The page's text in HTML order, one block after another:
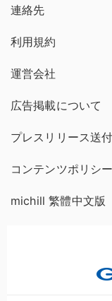
連絡先
利用規約
運営会社
広告掲載について
プレスリリース送
コンテンツポリシー
michill 繁體中文版